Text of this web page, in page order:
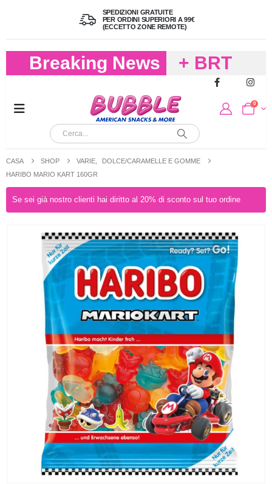
SPEDIZIONI GRATUITE
PER ORDINI SUPERIORI A 99€
(ECCETTO ZONE REMOTE)
Breaking News
+ BRT
FREDDO
PER
A 19,90
(FINO A 4,9
KG) –
CONSEGNA
IN 24/48
ORE AD
ECCEZIONE
DI ALCUNE
AREE
0
CASA SHOP VARIE
DOLCE/CARAMELLE E GOMME
HARIBO MARIO KART 160GR
Se sei già nostro clienti hai diritto al 20% di sconto sul tuo ordine